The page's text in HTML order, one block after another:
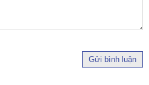
Gửi bình luận